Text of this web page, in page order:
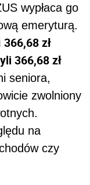
wypłaca go
emeryturą.
366,68 zł
366,68 zł
seniora,
zwolniony
na
czy